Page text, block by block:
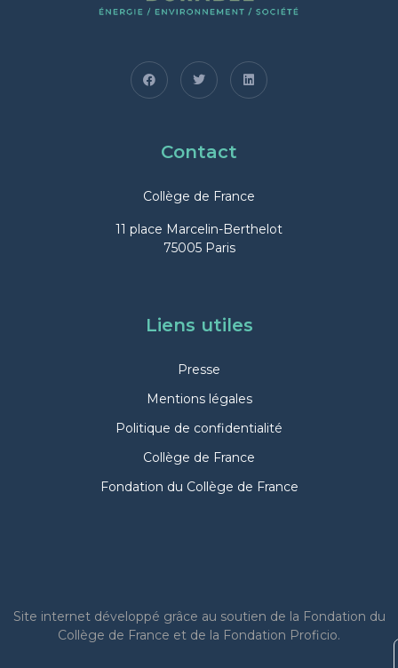
Contact
Collège de France
11 place Marcelin-Berthelot
75005 Paris
Liens utiles
Presse
Mentions légales
Politique de confidentialité
Collège de France
Fondation du Collège de France
Site internetdéveloppé grâce au soutien de la Fondation du
Collège de France et de la Fondation Proficio.